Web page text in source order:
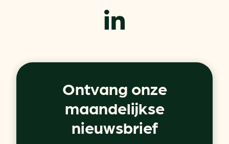
Ontvang onze
maandelijkse
nieuwsbrief